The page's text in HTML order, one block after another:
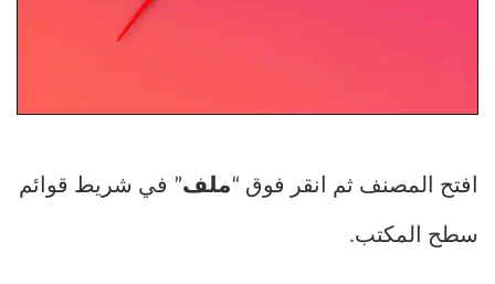
افتح المصنف ثم انقر فوق “ملف” في شريط قوائم
سطح المكتب.